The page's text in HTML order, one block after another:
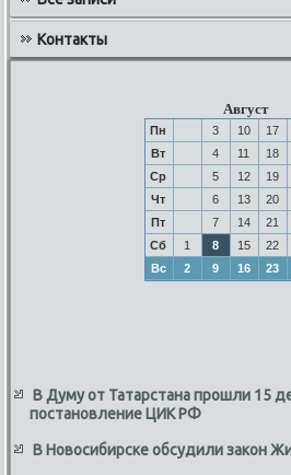
Контакты
Август
Пн 3 10 17
Вт
4 11 18
Ср
5 12 19
Чт
6 13 20
Пт
7 14 21
Сб
1 8 15 22
Вс
2 9 16 23
В Думу от Татарстана прошли 15
постановление ЦИК РФ
В Новосибирске обсудили закон